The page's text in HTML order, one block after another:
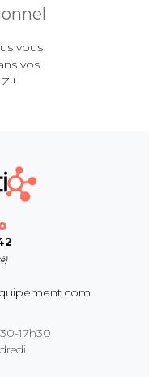
vous
vos
!
17h30